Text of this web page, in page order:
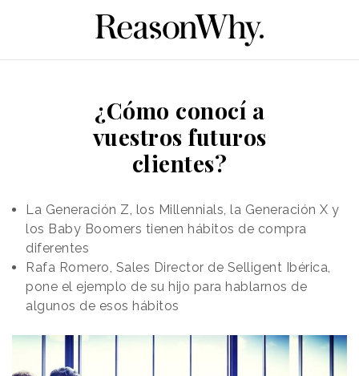
¿Cómo conocí a
vuestros futuros
clientes?
La Generación Z, los Millennials, la Generación X y
los Baby Boomers tienen hábitos de compra
diferentes
Rafa Romero, Sales Director de Selligent Ibérica,
pone el ejemplo de su hijo para hablarnos de
algunos de esos hábitos